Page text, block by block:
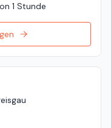
1 Stunde